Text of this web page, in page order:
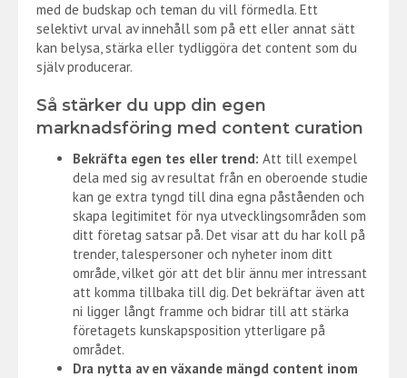
med de budskap och teman du vill förmedla. Ett
selektivt urval av innehåll som på ett eller annat sätt
kan belysa, stärka eller tydliggöra det content som du
själv producerar.
Så stärker du upp din egen
marknadsföring med content curation
Bekräfta egen tes eller trend: Att till exempel
dela med sig av resultat från en oberoende studie
kan ge extra tyngd till dina egna påståenden och
skapa legitimitet för nya utvecklingsområden som
ditt företag satsar på. Det visar att du har koll på
trender, talespersoner och nyheter inom ditt
område, vilket gör att det blir ännu mer intressant
att komma tillbaka till dig. Det bekräftar även att
ni ligger långt framme och bidrar till att stärka
företagets kunskapsposition ytterligare på
området.
Dra nytta av en växande mängd content inom